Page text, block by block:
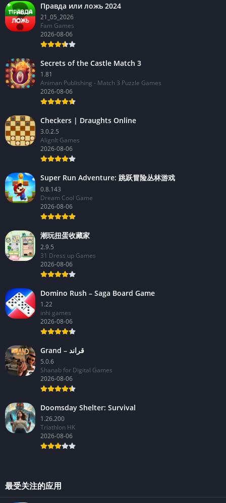
Правда или ложь 2024
21_05_2026
Fam Games
2026-08-06
Secrets of the Castle Match 3
1.81
Animan Publishing - Match 3 Puzzle Games
2026-08-06
Checkers | Draughts Online
3.0.2.5
AlignIt Games
2026-08-06
Super Run Adventure: 跳跃冒险丛林游戏
0.8.143
Dream Cool Game
2026-08-06
潮玩扭蛋收藏家
2.9.5
31 Dress up Games
2026-08-06
Domino Rush – Saga Board Game
1.22
inhi games
2026-08-06
Grand – قراند
5.0.6
Shanab for Digital Games
2026-08-06
Doomsday Shelter: Survival
1.26.200
Triathlon HK
2026-08-06
最受关注的应用